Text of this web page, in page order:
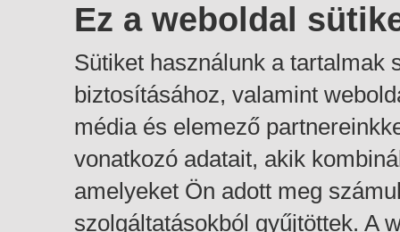
Ez a weboldal
Sütiket használunk a tartalmak
biztosításához, valamint
média és elemező
vonatkozó adatait, akik
amelyeket Ön adott meg
szolgáltatásokból gyűjtöttek. A